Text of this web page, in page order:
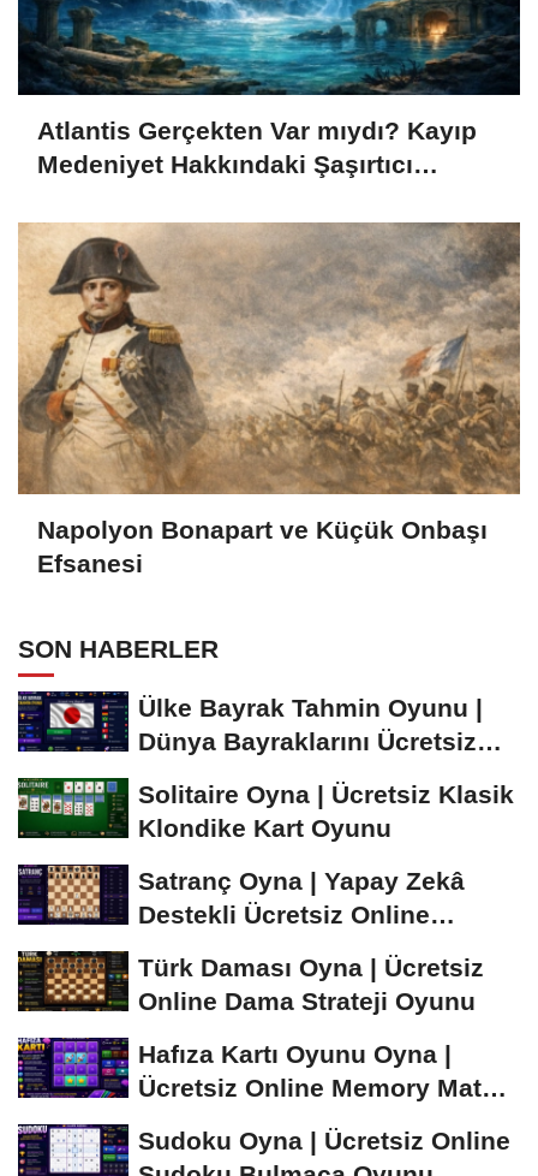
Atlantis Gerçekten Var mıydı? Kayıp
Medeniyet Hakkındaki Şaşırtıcı
Napolyon Bonapart ve Küçük Onbaşı
Efsanesi
SON HABERLER
Ülke Bayrak Tahmin Oyunu |
Dünya Bayraklarını Ücretsiz
Solitaire Oyna | Ücretsiz Klasik
Klondike Kart Oyunu
Satranç Oyna | Yapay Zekâ
Destekli Ücretsiz Online
Türk Daması Oyna | Ücretsiz
Online Dama Strateji Oyunu
Hafıza Kartı Oyunu Oyna |
Ücretsiz Online Memory Match
Sudoku Oyna | Ücretsiz Online